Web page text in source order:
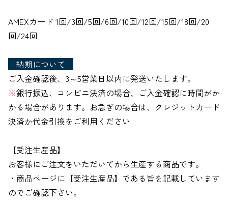
AMEXカード 1回/3回/5回/6回/10回/12回/15回/18回/20
回/24回
納期について
ご入金確認後、3～5営業日以内に発送いたします。
※銀行振込、コンビニ決済の場合、ご入金確認に時間がか
かる場合があります。お急ぎの場合は、クレジットカード
決済か代金引換をご利用ください
【受注生産品】
お客様にご注文をいただいてから生産する商品です。
・商品ページに【受注生産品】である旨を記載しています
のでご確認下さい。